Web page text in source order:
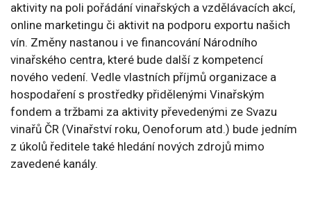
aktivity na poli pořádání vinařských a vzdělávacích akcí,
online marketingu či aktivit na podporu exportu našich
vín. Změny nastanou i ve financování Národního
vinařského centra, které bude další z kompetencí
nového vedení. Vedle vlastních příjmů organizace a
hospodaření s prostředky přidělenými Vinařským
fondem a tržbami za aktivity převedenými ze Svazu
vinařů ČR (Vinařství roku, Oenoforum atd.) bude jedním
z úkolů ředitele také hledání nových zdrojů mimo
zavedené kanály.